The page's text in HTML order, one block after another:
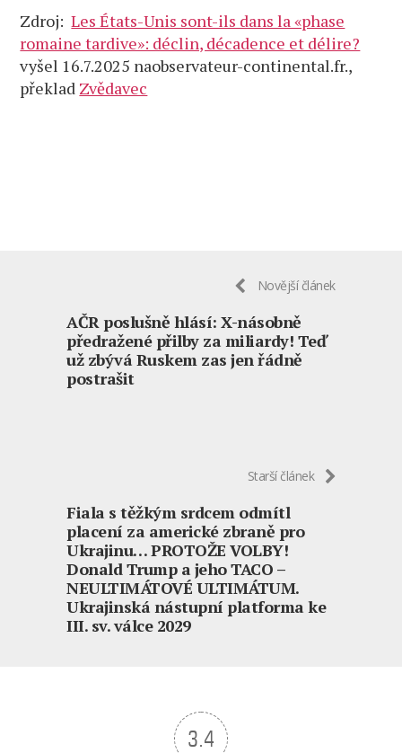
Zdroj:Les États-Unis sont-ils dans la «phase
romaine tardive»: déclin, décadence et délire?
vyšel 16.7.2025 naobservateur-continental.fr.,
překlad Zvědavec
Novější článek
AČR poslušně hlásí: X-násobně
předražené přilby za miliardy! Teď
už zbývá Ruskem zas jen řádně
postrašit
Starší článek
Fiala s těžkým srdcem odmítl
placení za americké zbraně pro
Ukrajinu… PROTOŽE VOLBY!
Donald Trump a jeho TACO –
NEULTIMÁTOVÉ ULTIMÁTUM.
Ukrajinská nástupní platforma ke
III. sv. válce 2029
3.4